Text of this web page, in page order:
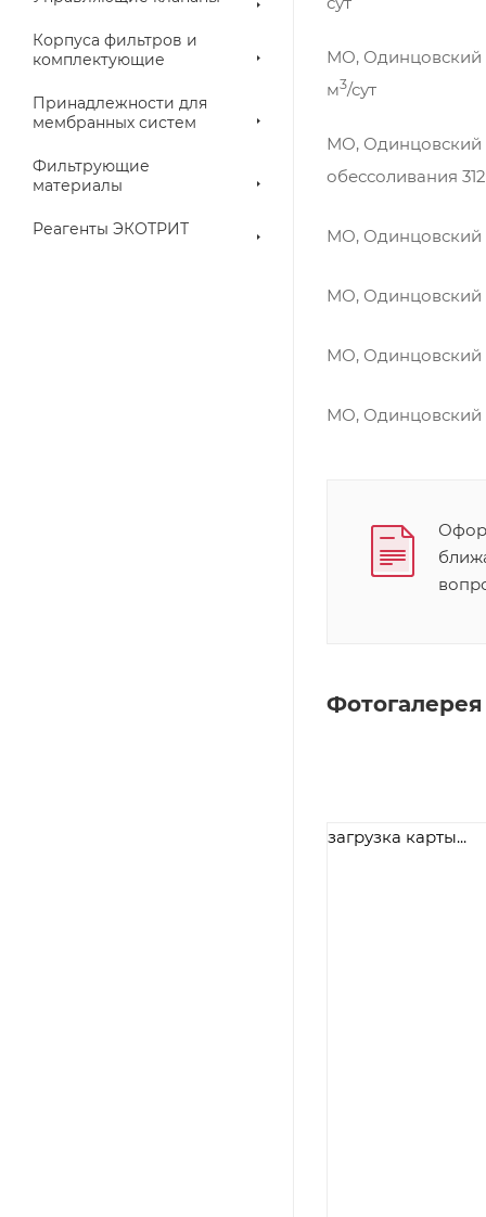
Корпуса фильтров и
комплектующие
Принадлежности для
мембранных систем
Фильтрующие
материалы
Реагенты ЭКОТРИТ
МО, Одинцовский
м3/сут
МО, Одинцовский
обессоливания
МО, Одинцовский
МО, Одинцовский
МО, Одинцовский
МО, Одинцовский
Фотогалерея
загрузка карты...